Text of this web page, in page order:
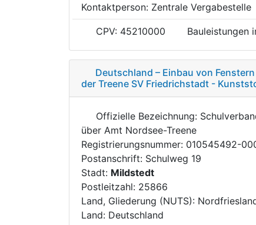
Kontaktperson: Zentrale Vergabestelle
CPV: 45210000 Bauleistungen
Deutschland – Einbau von
der Treene SV Friedrichstadt -
Offizielle Bezeichnung:
über Amt Nordsee-Treene
Registrierungsnummer: 010545492-
Postanschrift: Schulweg 19
Stadt: Mildstedt
Postleitzahl: 25866
Land, Gliederung (NUTS):
Land: Deutschland